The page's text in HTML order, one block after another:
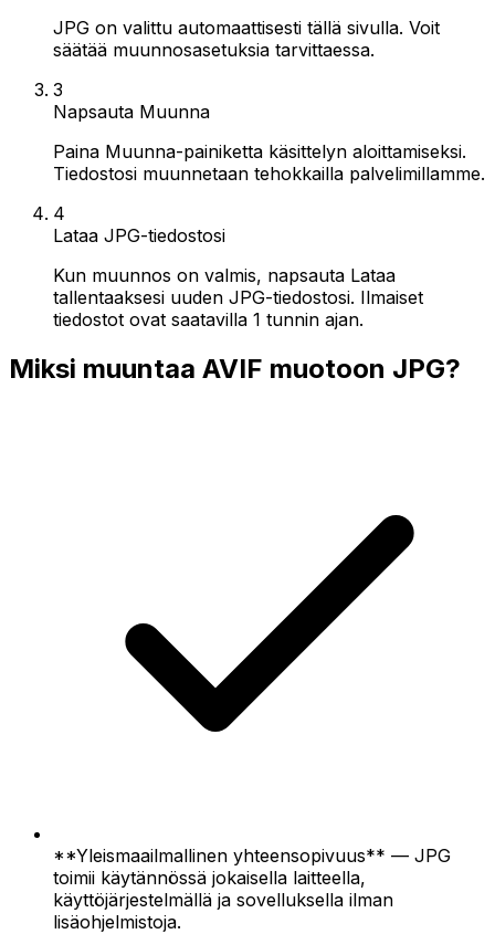
JPG on valittu automaattisesti tällä sivulla. Voit
säätää muunnosasetuksia tarvittaessa.
3
Napsauta Muunna
Paina Muunna-painiketta käsittelyn aloittamiseksi.
Tiedostosi muunnetaan tehokkailla palvelimillamme.
4
Lataa JPG-tiedostosi
Kun muunnos on valmis, napsauta Lataa
tallentaaksesi uuden JPG-tiedostosi. Ilmaiset
tiedostot ovat saatavilla 1 tunnin ajan.
Miksi muuntaa AVIF muotoon JPG?
**Yleismaailmallinen yhteensopivuus** — JPG
toimii käytännössä jokaisella laitteella,
käyttöjärjestelmällä ja sovelluksella ilman
lisäohjelmistoja.